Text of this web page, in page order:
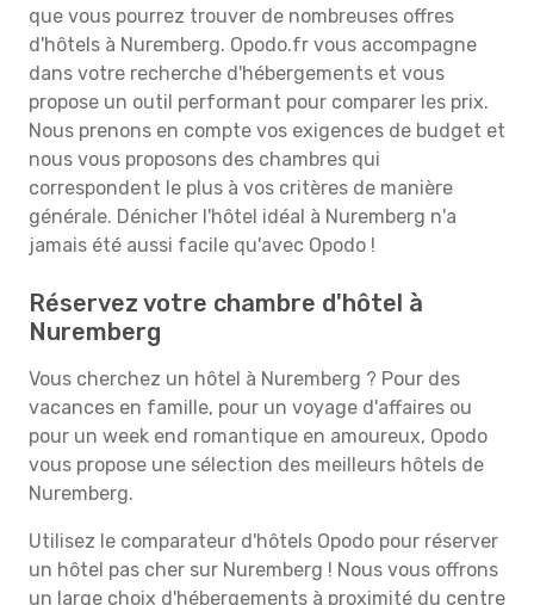
que vous pourrez trouver de nombreuses offres
d'hôtels à Nuremberg. Opodo.fr vous accompagne
dans votre recherche d'hébergements et vous
propose un outil performant pour comparer les prix.
Nous prenons en compte vos exigences de budget et
nous vous proposons des chambres qui
correspondent le plus à vos critères de manière
générale. Dénicher l'hôtel idéal à Nuremberg n'a
jamais été aussi facile qu'avec Opodo !
Réservez votre chambre d'hôtel à
Nuremberg
Vous cherchez un hôtel à Nuremberg ? Pour des
vacances en famille, pour un voyage d'affaires ou
pour un week end romantique en amoureux, Opodo
vous propose une sélection des meilleurs hôtels de
Nuremberg.
Utilisez le comparateur d'hôtels Opodo pour réserver
un hôtel pas cher sur Nuremberg ! Nous vous offrons
un large choix d'hébergements à proximité du centre